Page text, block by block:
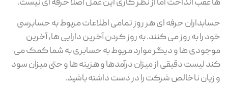
ها عقب انداخت اما از نظر کاری این عمل اصلا حرفه ای نیست.
حسابداران حرفه ای هر روز تمامی اطلاعات مربوط به حسابرسی
خود را به روز می کنند. به روز کردن آخرین دارایی ها، آخرین
موجودی ها و دیگر موارد مربوط به حسابری به شما کمک می
کند لیست دقیقی از میزان درآمدها و هزینه ها و حتی میزان سود
و زیان ناخالص شرکت را در دست داشته باشید.